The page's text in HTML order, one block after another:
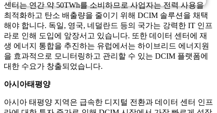
센터는 연간 약 50TWh를 소비하므로 사업자는 전력 사용을
최적화하고 탄소 배출량을 줄이기 위해 DCIM 솔루션을 채택
해야 합니다. 독일, 영국, 네덜란드 등의 국가는 강력한 IT 인프
라로 인해 도입에 앞장서고 있습니다. 또한 데이터 센터에 재
생 에너지 통합을 추진하는 유럽에서는 하이브리드 에너지원
을 효과적으로 모니터링하고 관리할 수 있는 DCIM 플랫폼에
대한 수요가 창출되었습니다.
아시아태평양
아시아 태평양 지역은 급속한 디지털 전환과 데이터 센터 인프